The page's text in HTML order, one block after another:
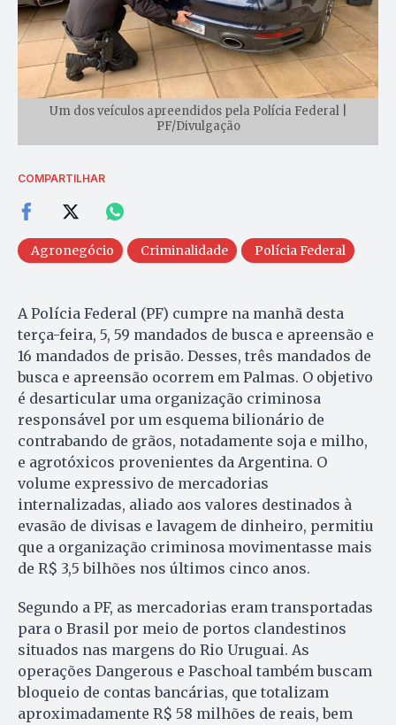
Um dos veículos apreendidos pela Polícia Federal |
PF/Divulgação
COMPARTILHAR
Agronegócio Criminalidade Polícia Federal
A Polícia Federal (PF) cumpre na manhã desta
terça-feira, 5, 59 mandados de busca e apreensão e
16 mandados de prisão. Desses, três mandados de
busca e apreensão ocorrem em Palmas. O objetivo
é desarticular uma organização criminosa
responsável por um esquema bilionário de
contrabando de grãos, notadamente soja e milho,
e agrotóxicos provenientes da Argentina. O
volume expressivo de mercadorias
internalizadas, aliado aos valores destinados à
evasão de divisas e lavagem de dinheiro, permitiu
que a organização criminosa movimentasse mais
de R$ 3,5 bilhões nos últimos cinco anos.
Segundo a PF, as mercadorias eram transportadas
para o Brasil por meio de portos clandestinos
situados nas margens do Rio Uruguai. As
operações Dangerous e Paschoal também buscam
bloqueio de contas bancárias, que totalizam
aproximadamente R$ 58 milhões de reais, bem